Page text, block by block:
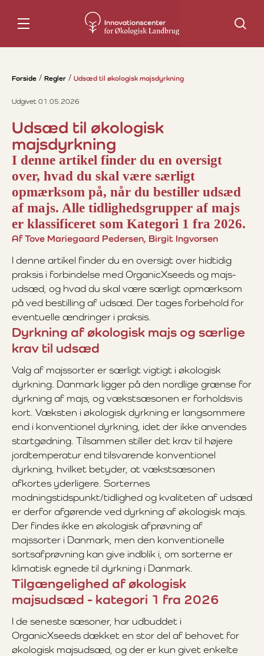
Søg
Forside Regler Udsæd til økologisk majsdyrkning
Udgivet 01.05.2026
Udsæd til økologisk
majsdyrkning
I denne artikel finder du en oversigt
over, hvad du skal være særligt
opmærksom på, når du bestiller udsæd
af majs. Alle tidlighedsgrupper af majs
er klassificeret som Kategori 1 fra 2026.
Af Tove Mariegaard Pedersen, Birgit Ingvorsen
I denne artikel finder du en oversigt over hidtidig
praksis i forbindelse med OrganicXseeds og majs-
udsæd, og hvad du skal være særligt opmærksom
på ved bestilling af udsæd. Der tages forbehold for
eventuelle ændringer i praksis.
Dyrkning af økologisk majs og særlige
krav til udsæd
Valg af majssorter er særligt vigtigt i økologisk
dyrkning. Danmark ligger på den nordlige grænse for
dyrkning af majs, og vækstsæsonen er forholdsvis
kort. Væksten i økologisk dyrkning er langsommere
end i konventionel dyrkning, idet der ikke anvendes
startgødning. Tilsammen stiller det krav til højere
jordtemperatur end tilsvarende konventionel
dyrkning, hvilket betyder, at vækstsæsonen
afkortes yderligere. Sorternes
modningstidspunkt/tidlighed og kvaliteten af udsæd
er derfor afgørende ved dyrkning af økologisk majs.
Der findes ikke en økologisk afprøvning af
majssorter i Danmark, men den konventionelle
sortsafprøvning kan give indblik i, om sorterne er
klimatisk egnede til dyrkning i Danmark.
Tilgængelighed af økologisk
majsudsæd - kategori 1 fra 2026
I de seneste sæsoner, har udbuddet i
OrganicXseeds dækket en stor del af behovet for
økologisk majsudsæd, og der er kun givet enkelte